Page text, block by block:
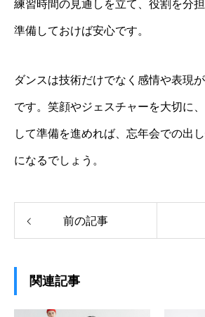
練習時間の見通しを立て、役割を分
準備しておけば安心です。
ダンスは技術だけでなく感情や表現
です。笑顔やジェスチャーを大切に
して準備を進めれば、忘年会での出
になるでしょう。
前の記事
関連記事